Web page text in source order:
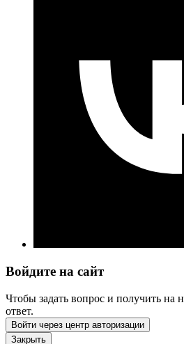
Войдите на сайт
Чтобы задать вопрос и получить на
ответ.
Войти через центр авторизации
Закрыть